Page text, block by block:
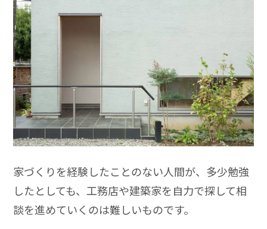
家づくりを経験したことのない人間が、多少勉強
したとしても、工務店や建築家を自力で探して相
談を進めていくのは難しいものです。